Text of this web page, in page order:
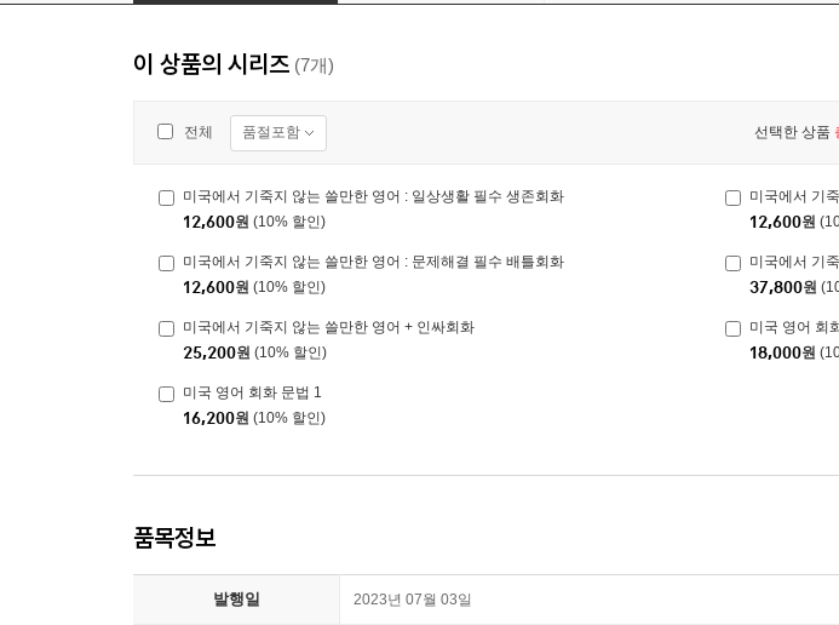
이 상품의 시리즈 (7개)
전체 품절포함 선택한 상품
미국에서 기죽지 않는 쓸만한 영어 : 일상생활 필수 생존회화
12,600원 (10% 할인)
미국에서 기
12,600원
미국에서 기죽지 않는 쓸만한 영어 : 문제해결 필수 배틀회화
12,600원 (10% 할인)
미국에서 기
37,800원
미국에서 기죽지 않는 쓸만한 영어 + 인싸회화
25,200원 (10% 할인)
미국 영어 회
18,000원
미국 영어 회화 문법 1
16,200원 (10% 할인)
품목정보
발행일 2023년 07월 03일